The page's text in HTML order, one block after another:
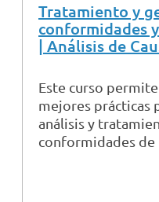
Tratamiento y
conformidades
| Análisis de
Este curso
mejores prácticas
análisis y
conformidades de